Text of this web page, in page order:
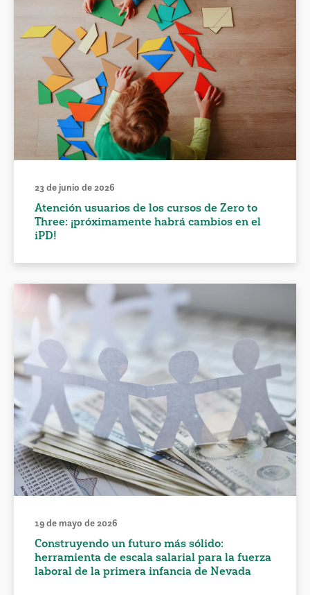
23 de junio de 2026
Atención usuarios de los cursos de Zero to
Three: ¡próximamente habrá cambios en el
iPD!
19 de mayo de 2026
Construyendo un futuro más sólido:
herramienta de escala salarial para la fuerza
laboral de la primera infancia de Nevada